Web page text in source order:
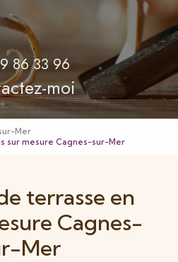
86 33 96
moi
Mer
sur mesure Cagnes-sur-Mer
terrasse en
Cagnes-
Mer